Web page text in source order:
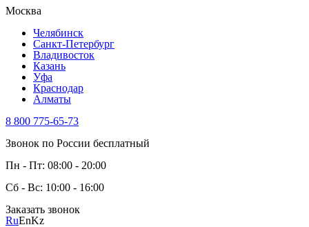
Москва
Челябинск
Санкт-Петербург
Владивосток
Казань
Уфа
Краснодар
Алматы
8 800 775-65-73
Звонок по России бесплатный
Пн - Пт: 08:00 - 20:00
Сб - Вс: 10:00 - 16:00
Заказать звонок
RuEnKz